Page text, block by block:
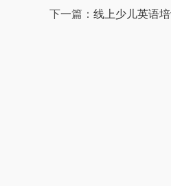
下一篇： 线上少儿英语